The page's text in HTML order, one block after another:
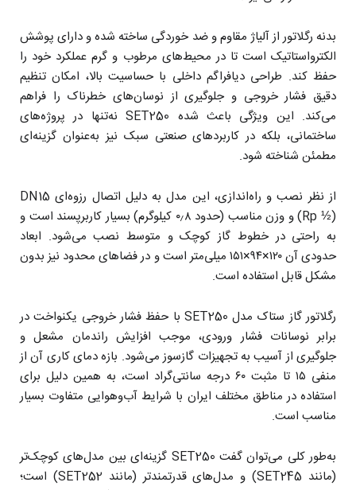
بدنه رگلاتور از آلیاژ مقاوم و ضد خوردگی ساخته شده و دارای پوشش
الکترواستاتیک است تا در محیط‌های مرطوب و گرم عملکرد خود را
حفظ کند. طراحی دیافراگم داخلی با حساسیت بالا، امکان تنظیم
دقیق فشار خروجی و جلوگیری از نوسان‌های خطرناک را فراهم
می‌کند. این ویژگی باعث شده SET250 نه‌تنها در پروژه‌های
ساختمانی، بلکه در کاربردهای صنعتی سبک نیز به‌عنوان گزینه‌ای
مطمئن شناخته شود.
از نظر نصب و راه‌اندازی، این مدل به دلیل اتصال رزوه‌ای DN15
(Rp ½) و وزن مناسب (حدود ۰٫۸ کیلوگرم) بسیار کاربرپسند است و
به راحتی در خطوط گاز کوچک و متوسط نصب می‌شود. ابعاد
حدودی آن ۱۲۰×۹۴×۱۵۱ میلی‌متر است و در فضاهای محدود نیز بدون
مشکل قابل استفاده است.
رگلاتور گاز ستاک مدل SET250 با حفظ فشار خروجی یکنواخت در
برابر نوسانات فشار ورودی، موجب افزایش راندمان مشعل و
جلوگیری از آسیب به تجهیزات گازسوز می‌شود. بازه دمای کاری آن از
منفی ۱۵ تا مثبت ۶۰ درجه سانتی‌گراد است، به همین دلیل برای
استفاده در مناطق مختلف ایران با شرایط آب‌و‌هوایی متفاوت بسیار
مناسب است.
به‌طور کلی می‌توان گفت SET250 گزینه‌ای بین مدل‌های کوچک‌تر
(مانند SET245) و مدل‌های قدرتمندتر (مانند SET252) است؛